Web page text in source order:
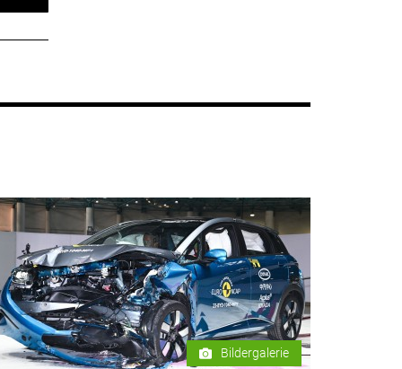
Bildergalerie